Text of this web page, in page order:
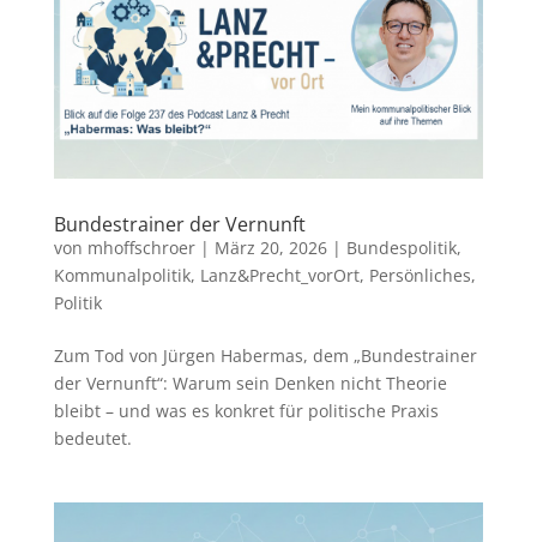
Bundestrainer der Vernunft
von mhoffschroer| März 20, 2026| Bundespolitik,
Kommunalpolitik, Lanz&Precht_vorOrt, Persönliches,
Politik
Zum Tod von Jürgen Habermas, dem „Bundestrainer
der Vernunft“: Warum sein Denken nicht Theorie
bleibt – und was es konkret für politische Praxis
bedeutet.